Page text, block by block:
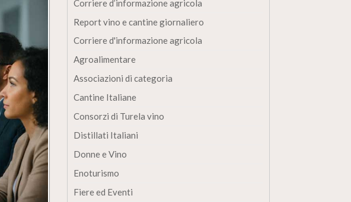
Corriere d’informazione agricola
Report vino e cantine giornaliero
Corriere d'informazione agricola
Agroalimentare
Associazioni di categoria
Cantine Italiane
Consorzi di Turela vino
Distillati Italiani
Donne e Vino
Enoturismo
Fiere ed Eventi